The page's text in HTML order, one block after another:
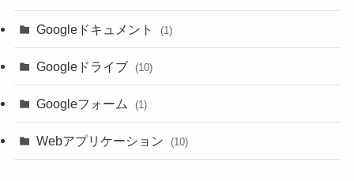
Googleドキュメント (1)
Googleドライブ (10)
Googleフォーム (1)
Webアプリケーション (10)